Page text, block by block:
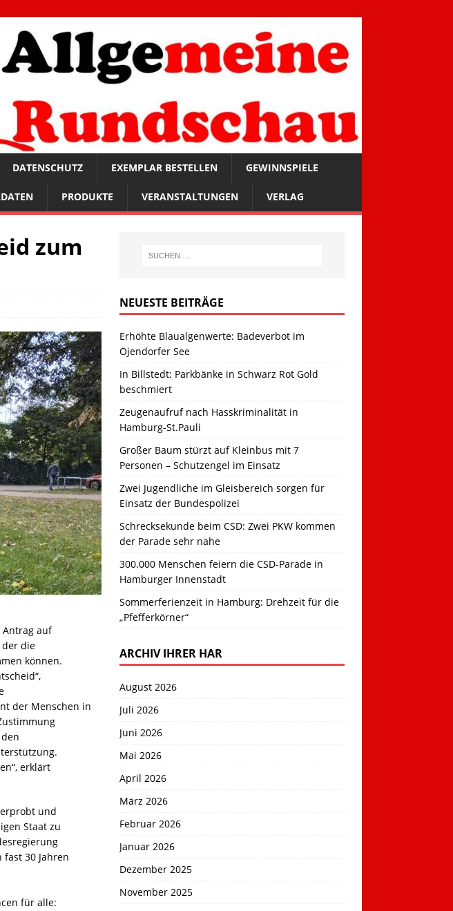
DATENSCHUTZ EXEMPLAR BESTELLEN GEWINNSPIELE
PRODUKTE VERANSTALTUNGEN VERLAG
zum
Antrag auf
der die
können.
der Menschen in
erklärt
und
Staat zu
30 Jahren
für alle:
NEUESTE BEITRÄGE
Erhöhte Blaualgenwerte: Badeverbot im
Öjendorfer See
In Billstedt: Parkbänke in Schwarz Rot Gold
beschmiert
Zeugenaufruf nach Hasskriminalität in
Hamburg-St.Pauli
Großer Baum stürzt auf Kleinbus mit 7
Personen – Schutzengel im Einsatz
Zwei Jugendliche im Gleisbereich sorgen für
Einsatz der Bundespolizei
Schrecksekunde beim CSD: Zwei PKW kommen
der Parade sehr nahe
300.000 Menschen feiern die CSD-Parade in
Hamburger Innenstadt
Sommerferienzeit in Hamburg: Drehzeit für die
„Pfefferkörner“
ARCHIV IHRER HAR
August 2026
Juli 2026
Juni 2026
Mai 2026
April 2026
März 2026
Februar 2026
Januar 2026
Dezember 2025
November 2025